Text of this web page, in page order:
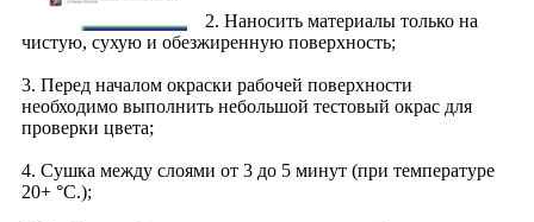
2. Наносить материалы только на
чистую, сухую и обезжиренную поверхность;
3. Перед началом окраски рабочей поверхности
необходимо выполнить небольшой тестовый окрас для
проверки цвета;
4. Сушка между слоями от 3 до 5 минут (при температуре
20+ °С.);